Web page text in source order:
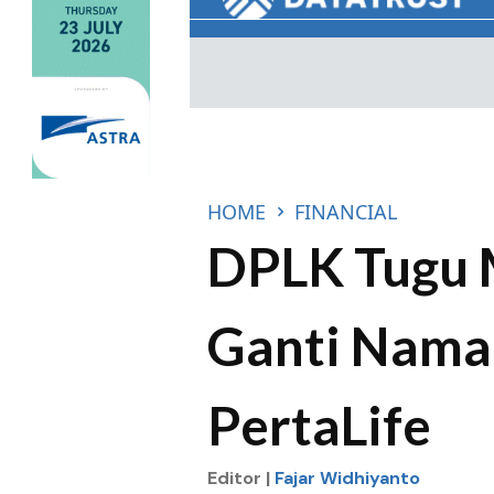
HOME FINANCIAL
DPLK
Ganti
PertaLife
Editor | Fajar Widhiyanto